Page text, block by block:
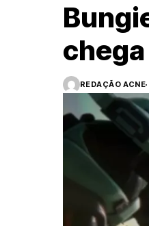
REDAÇÃO ACNE